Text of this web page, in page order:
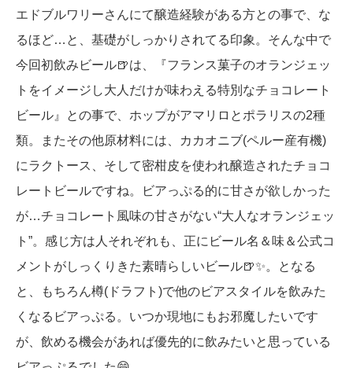
エドブルワリーさんにて醸造経験がある方との事で、な
るほど…と、基礎がしっかりされてる印象。そんな中で
今回初飲みビール🍺は、『フランス菓子のオランジェッ
トをイメージし大人だけが味わえる特別なチョコレート
ビール』との事で、ホップがアマリロとポラリスの2種
類。またその他原材料には、カカオニブ(ペルー産有機)
にラクトース、そして密柑皮を使われ醸造されたチョコ
レートビールですね。ビアっぷる的に甘さが欲しかった
が…チョコレート風味の甘さがない“大人なオランジェッ
ト”。感じ方は人それぞれも、正にビール名＆味＆公式コ
メントがしっくりきた素晴らしいビール🍺✨。となる
と、もちろん樽(ドラフト)で他のビアスタイルを飲みた
くなるビアっぷる。いつか現地にもお邪魔したいです
が、飲める機会があれば優先的に飲みたいと思っている